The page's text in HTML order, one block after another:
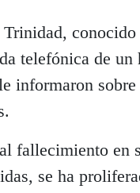
Trinidad,
telefónica de un
informaron
fallecimiento en
se ha